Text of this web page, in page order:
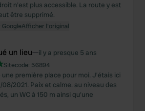
n'est plus accessible. La route y est
être supprimé.
Afficher l'original
un lieu—il y a presque 5 ans
Sitecode: 56894
une première place pour moi. J'étais ici
08/2021. Paix et calme. au niveau des
un WC à 150 m ainsi qu'une